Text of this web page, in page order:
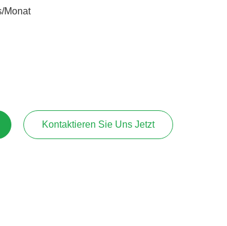
Monat
Kontaktieren Sie Uns Jetzt